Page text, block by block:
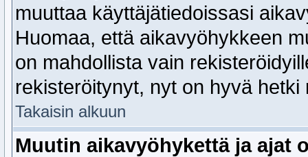
muuttaa käyttäjätiedoissasi
Huomaa, että aikavyöhykkeen
on mahdollista vain
rekisteröitynyt, nyt on hyvä hetki
Takaisin alkuun
Muutin aikavyöhykettä ja ajat